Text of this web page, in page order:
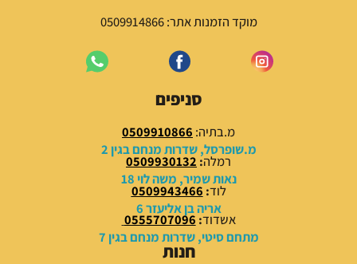
מוקד הזמנות אתר: 0509914866
סניפים
מ.בתיה: 0509910866
מ.שופרסל, שדרות מנחם בגין 2
רמלה:
0509930132
נאות שמיר, משה לוי 18
לוד:
0509943466
אריה בן אליעזר 6
אשדוד:
0555707096
מתחם סיטי, שדרות מנחם בגין 7
חנות